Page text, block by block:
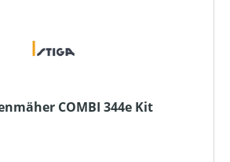
COMBI 344e Kit